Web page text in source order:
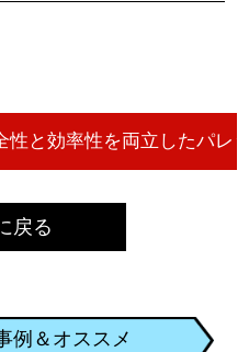
戻る
例＆オススメ